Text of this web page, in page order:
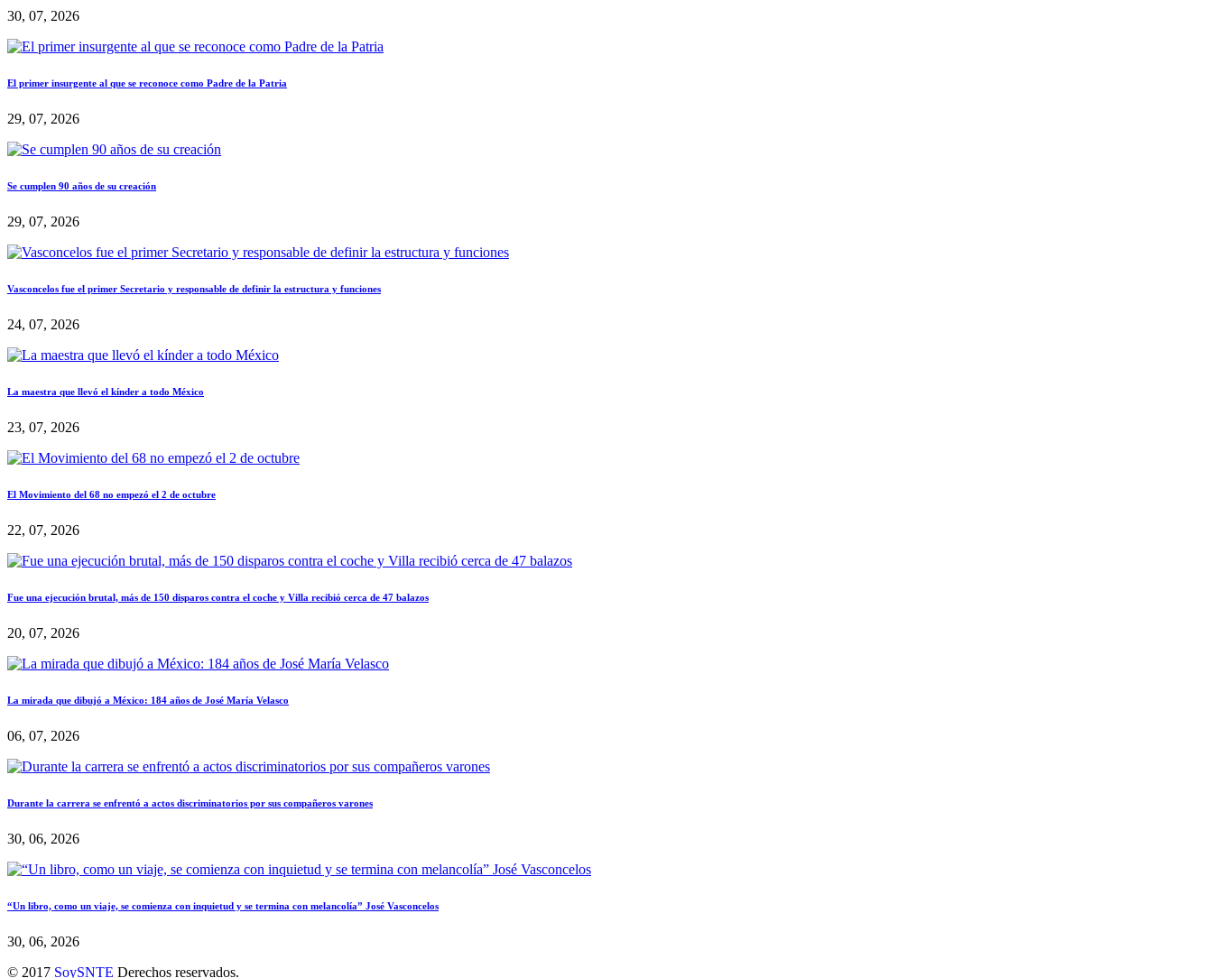
30, 07, 2026
El primer insurgente al que se reconoce como Padre de la Patria
29, 07, 2026
Se cumplen 90 años de su creación
29, 07, 2026
Vasconcelos fue el primer Secretario y responsable de definir la estructura y funciones
24, 07, 2026
La maestra que llevó el kínder a todo México
23, 07, 2026
El Movimiento del 68 no empezó el 2 de octubre
22, 07, 2026
Fue una ejecución brutal, más de 150 disparos contra el coche y Villa recibió cerca de 47 balazos
20, 07, 2026
La mirada que dibujó a México: 184 años de José María Velasco
06, 07, 2026
Durante la carrera se enfrentó a actos discriminatorios por sus compañeros varones
30, 06, 2026
“Un libro, como un viaje, se comienza con inquietud y se termina con melancolía” José Vasconcelos
30, 06, 2026
© 2017 SoySNTE Derechos reservados.